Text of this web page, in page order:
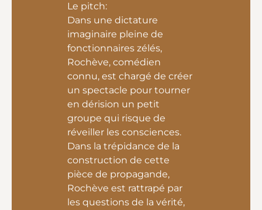
Le pitch:
Dans une dictature
imaginaire pleine de
fonctionnaires zélés,
Rochève, comédien
connu, est chargé de créer
un spectacle pour tourner
en dérision un petit
groupe qui risque de
réveiller les consciences.
Dans la trépidance de la
construction de cette
pièce de propagande,
Rochève est rattrapé par
les questions de la vérité,